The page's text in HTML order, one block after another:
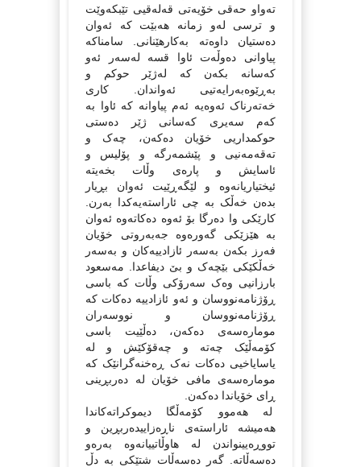
ته‌واو حه‌قی خۆیه‌تی قه‌له‌قیی تێبکه‌وێت
و ترسی له‌و زمانه‌ هه‌بێت که‌ ئه‌وان
ده‌ستیان داوه‌ته‌ به‌کارهێنانی. سامناکه‌
پیاوانی ده‌وڵه‌ت ئاوا قسه‌ له‌سه‌ر ئه‌و
که‌سانه‌ بکه‌ن که‌ له‌ژێر حوکم و
به‌ڕێوه‌به‌رایه‌تیی ئه‌واندان. کاری
خه‌ته‌رناک ئه‌وه‌یه‌ ئه‌م پیاوانه‌ که‌ ئاوا به‌
که‌م سه‌یری که‌سانی ژێر ده‌ستی
حوکمداریی خۆیان ده‌که‌ن، چه‌ک و
ته‌قه‌مه‌نیی و پێشمه‌رگه‌ و پۆلیس و
ئاسایش و پاره‌ی وڵات بخه‌یته‌
ئیختیاریانه‌وه‌ و لێگه‌ڕێیت ئه‌وان بڕیار
بده‌ن خه‌ڵک به‌ چی ئاراسته‌یه‌کدا به‌رن.
کارێکی وا ده‌رگا بۆ ئه‌وه‌ ده‌کاته‌وه‌ ئه‌وان
به‌ هێزێکی گه‌وره‌وه‌ جه‌به‌روتی خۆیان
فه‌رز بکه‌ن به‌سه‌ر ئازادییه‌کان و به‌سه‌ر
خه‌ڵکێکی بێچه‌ک و بێ دیفاعدا. مه‌سعود
بارزانیی وه‌ک سه‌رۆکی وڵات که‌ باسی
ڕۆژنامه‌نووسان و ئه‌و ئازادییه‌ ده‌کات که‌
ڕۆژنامه‌نووسان و نووسه‌ران
موماره‌سه‌ی ده‌که‌ن، ده‌ڵێیت باسی
کۆمه‌ڵێک چه‌ته‌ و چه‌قۆکێش و له‌
یاسایاخیی ده‌کات نه‌ک ڕه‌خنه‌گرانێک که‌
موماره‌سه‌ی مافی خۆیان له‌ ده‌ربڕینی
ڕای خۆیاندا ده‌که‌ن.
له‌ هه‌موو کۆمه‌ڵگا دیموکراته‌کاندا
هه‌میشه‌ ئاراسته‌ی ناڕه‌زاییده‌ربڕین و
تووڕه‌یینواندن له‌ هاوڵاتییانه‌وه‌ به‌ره‌و
ده‌سه‌ڵاته‌. گه‌ر ده‌سه‌ڵات شتێکی به‌ دڵ